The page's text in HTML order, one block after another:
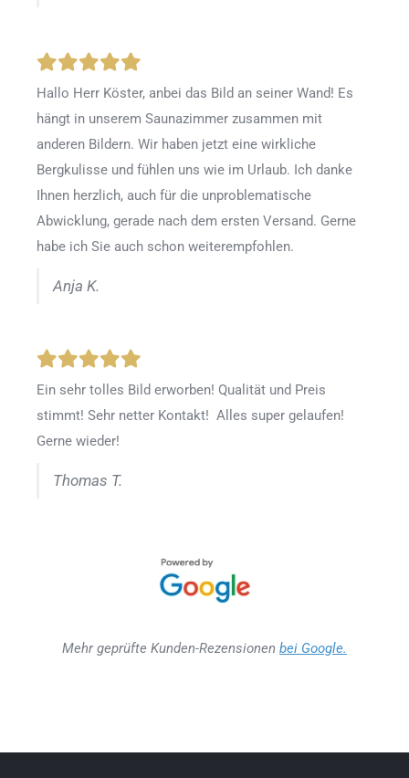
Hallo Herr Köster, anbei das Bild an seiner Wand! Es
hängt in unserem Saunazimmer zusammen mit
anderen Bildern. Wir haben jetzt eine wirkliche
Bergkulisse und fühlen uns wie im Urlaub. Ich danke
Ihnen herzlich, auch für die unproblematische
Abwicklung, gerade nach dem ersten Versand. Gerne
habe ich Sie auch schon weiterempfohlen.
Anja K.
Ein sehr tolles Bild erworben! Qualität und Preis
stimmt! Sehr netter Kontakt! Alles super gelaufen!
Gerne wieder!
Thomas T.
Mehr geprüfte Kunden-Rezensionen bei Google.